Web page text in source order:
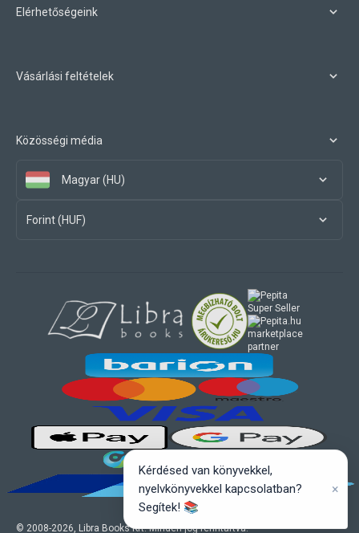
Elérhetőségeink
Vásárlási feltételek
Közösségi média
Magyar (HU)
Forint (HUF)
© 2008-2026, Libra Books Kft. Minden jog fenntartva.
marketplace
partner
Kérdésed van könyvekkel,
nyelvkönyvekkel kapcsolatban?
Segítek! 📚
×